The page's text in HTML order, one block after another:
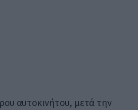
αυτοκινήτου, μετά την